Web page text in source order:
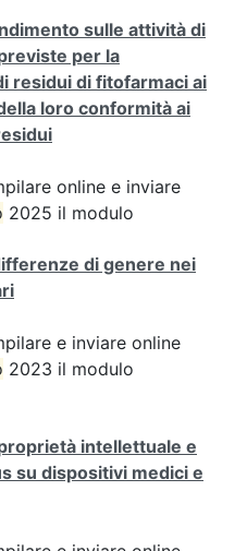
sulle attività di
per la
residui di fitofarmaci ai
loro conformità ai
online e inviare
2025 il modulo
di genere nei
e inviare online
2023 il modulo
intellettuale e
su dispositivi medici e